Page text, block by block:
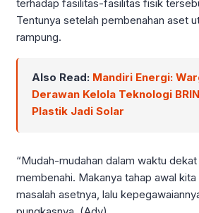
terhadap fasilitas-fasilitas fisik
Tentunya setelah pembenahan aset
rampung.
Also Read: Mandiri Energi:
Derawan Kelola Teknologi
Plastik Jadi Solar
“Mudah-mudahan dalam waktu
membenahi. Makanya tahap awal
masalah asetnya, lalu